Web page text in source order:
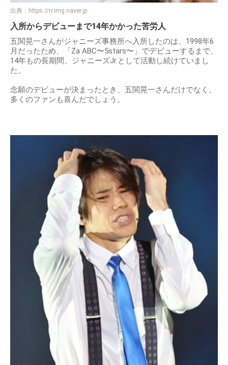
出典： https://rr.img.naver.jp
入所からデビューまで14年かかった苦労人
五関晃一さんがジャニーズ事務所へ入所したのは、1998年6
月だったため、「Za ABC〜5stars〜」でデビューするまで、
14年もの長期間、ジャニーズJr.として活動し続けていまし
た。
念願のデビューが決まったとき、五関晃一さんだけでなく、
多くのファンも喜んだでしょう。